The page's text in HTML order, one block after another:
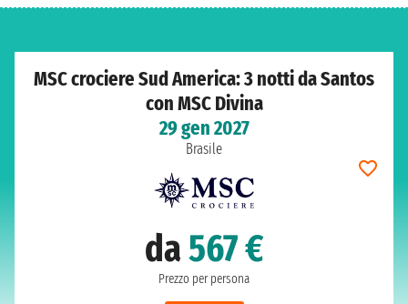
MSC crociere Sud America: 3 notti da Santos
con MSC Divina
29 gen 2027
Brasile
da567 €
Prezzo per persona